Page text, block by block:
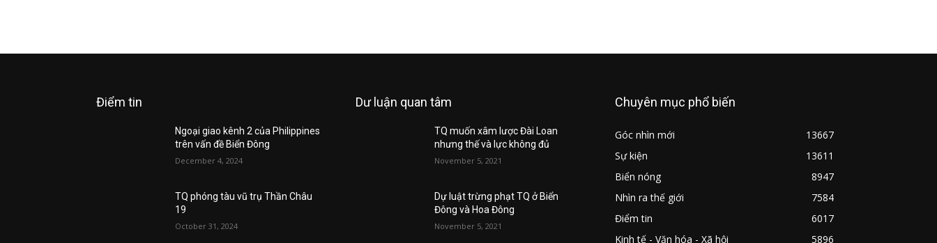
Điểm tin
Ngoại giao kênh 2 của Philippines
trên vấn đề Biển Đông
December 4, 2024
TQ phóng tàu vũ trụ Thần Châu
19
October 31, 2024
Dư luận quan tâm
TQ muốn xâm lược Đài Loan
nhưng thế và lực không đủ
November 5, 2021
Dự luật trừng phạt TQ ở Biển
Đông và Hoa Đông
November 5, 2021
Chuyên mục phổ biến
Góc nhìn mới
13667
Sự kiện
13611
Biển nóng
8947
Nhìn ra thế giới
7584
Điểm tin
6017
Kinh tế - Văn hóa - Xã hội
5896